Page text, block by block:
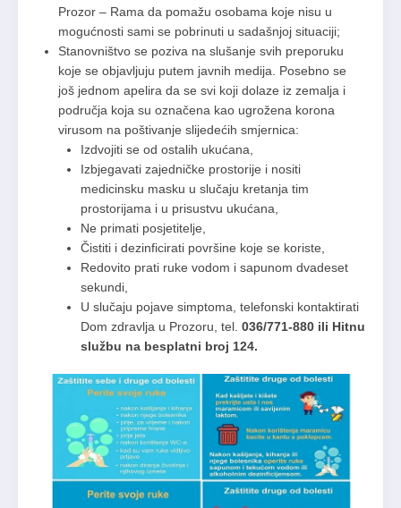
Prozor – Rama da pomažu osobama koje nisu u
mogućnosti sami se pobrinuti u sadašnjoj situaciji;
Stanovništvo se poziva na slušanje svih preporuku
koje se objavljuju putem javnih medija. Posebno se
još jednom apelira da se svi koji dolaze iz zemalja i
područja koja su označena kao ugrožena korona
virusom na poštivanje slijedećih smjernica:
Izdvojiti se od ostalih ukućana,
Izbjegavati zajedničke prostorije i nositi
medicinsku masku u slučaju kretanja tim
prostorijama i u prisustvu ukućana,
Ne primati posjetitelje,
Čistiti i dezinficirati površine koje se koriste,
Redovito prati ruke vodom i sapunom dvadeset
sekundi,
U slučaju pojave simptoma, telefonski kontaktirati
Dom zdravlja u Prozoru, tel. 036/771-880 ili Hitnu
službu na besplatni broj 124.